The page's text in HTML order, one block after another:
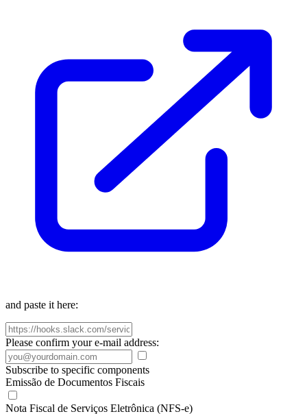
and paste it here:
Please confirm your e-mail address:
Subscribe to specific components
Emissão de Documentos Fiscais
Nota Fiscal de Serviços Eletrônica (NFS-e)